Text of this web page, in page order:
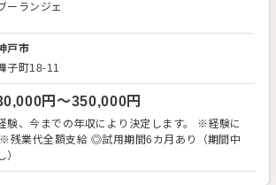
の補助に入ることもあります。入社後は責任者
ルに応じて新商品の提案
ほか、売上や原価の管理、調理場の設備管理、
育成といったマネジメント業務もお任せしま
理の経験も活かしながら、幅広いスキルを磨け
してください。 ＜おすすめポイント＞ 東
ード上場企業である明治海運グループの一員と
した経営基盤のもとで働けます。ホテルや海運
な事業展開による盤石な組織体制が魅力です。
ーランジェ
戸市
子町18-11
円〜350,000円
験、今までの年収により決定します。 ※経験に
残業代全額支給 ◎試用期間6カ月あり（期間中
）